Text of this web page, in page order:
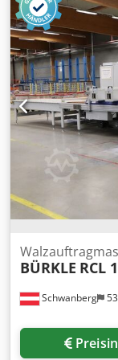
Untergestell:
aus eloxierten
±25 mm
digitaler
Heizleistung: 2 ×
Steuerspannung:
Auftragen von
1560 kg Cjdjzk
Standort:
Zwei
Schwanberg
BÜRKLE RCL